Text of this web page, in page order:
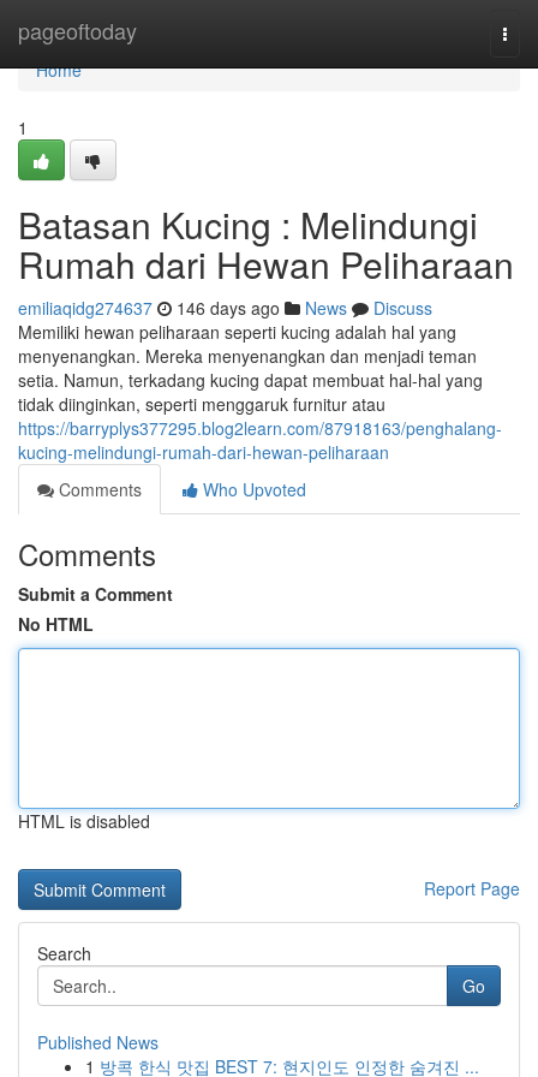
pageoftoday
Home
Home
1
Batasan Kucing : Melindungi
Rumah dari Hewan Peliharaan
emiliaqidg274637 146 days ago News
Discuss
Memiliki hewan peliharaan seperti kucing adalah hal yang
menyenangkan. Mereka menyenangkan dan menjadi teman
setia. Namun, terkadang kucing dapat membuat hal-hal yang
tidak diinginkan, seperti menggaruk furnitur atau
https://barryplys377295.blog2learn.com/87918163/penghalang-
kucing-melindungi-rumah-dari-hewan-peliharaan
Comments
Who Upvoted
Comments
Submit a Comment
No HTML
HTML is disabled
Report Page
Search
Go
Published News
1 방콕 한식 맛집 BEST 7: 현지인도 인정한 숨겨진 ...